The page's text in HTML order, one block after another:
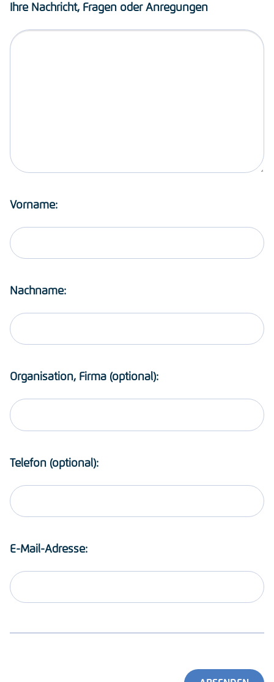
Ihre Nachricht, Fragen oder Anregungen
Vorname:
Nachname:
Organisation, Firma (optional):
Telefon (optional):
E-Mail-Adresse: